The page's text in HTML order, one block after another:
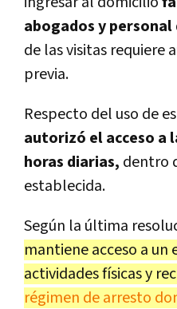
abogados y
de las visitas requiere
previa.
Respecto del uso de
autorizó el acceso a
horas diarias, dentro
establecida.
Según la última
mantiene acceso a
actividades físicas y
régimen de arresto